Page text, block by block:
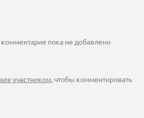
пока не добавлено
участником, чтобы комментировать